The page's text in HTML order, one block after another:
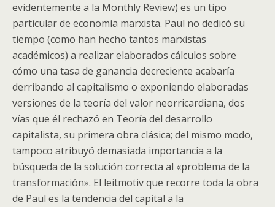
evidentemente a la Monthly Review) es un tipo
particular de economía marxista. Paul no dedicó su
tiempo (como han hecho tantos marxistas
académicos) a realizar elaborados cálculos sobre
cómo una tasa de ganancia decreciente acabaría
derribando al capitalismo o exponiendo elaboradas
versiones de la teoría del valor neorricardiana, dos
vías que él rechazó en Teoría del desarrollo
capitalista, su primera obra clásica; del mismo modo,
tampoco atribuyó demasiada importancia a la
búsqueda de la solución correcta al «problema de la
transformación». El leitmotiv que recorre toda la obra
de Paul es la tendencia del capital a la